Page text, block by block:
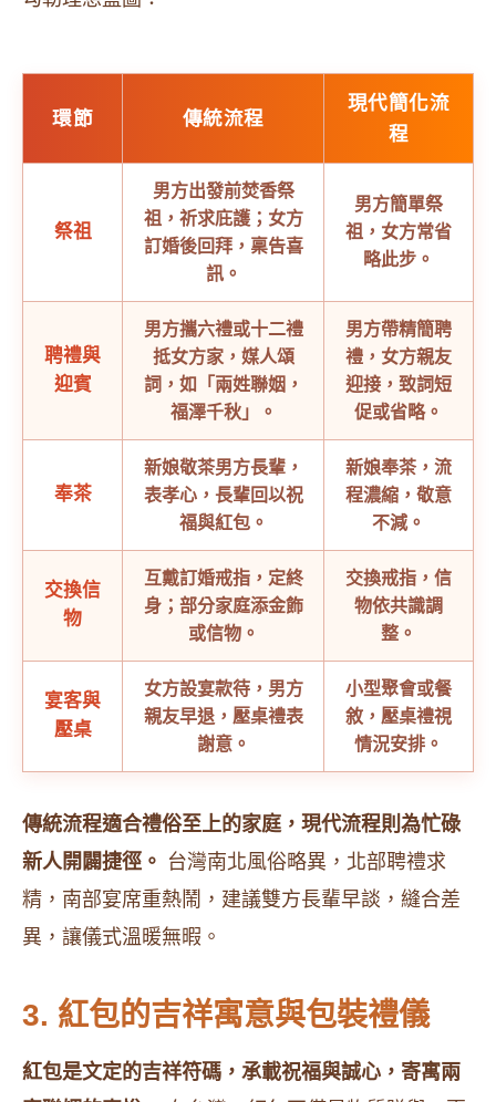
環節 傳統流程
現代簡化流
程
祭祖
男方出發前焚香祭
祖，祈求庇護；女方
訂婚後回拜，稟告喜
訊。
男方簡單祭
祖，女方常省
略此步。
聘禮與
迎賓
男方攜六禮或十二禮
抵女方家，媒人頌
詞，如「兩姓聯姻，
福澤千秋」。
男方帶精簡聘
禮，女方親友
迎接，致詞短
促或省略。
奉茶
新娘敬茶男方長輩，
表孝心，長輩回以祝
福與紅包。
新娘奉茶，流
程濃縮，敬意
不減。
交換信
物
互戴訂婚戒指，定終
身；部分家庭添金飾
或信物。
交換戒指，信
物依共識調
整。
宴客與
壓桌
女方設宴款待，男方
親友早退，壓桌禮表
謝意。
小型聚會或餐
敘，壓桌禮視
情況安排。
傳統流程適合禮俗至上的家庭，現代流程則為忙碌
新人開闢捷徑。 台灣南北風俗略異，北部聘禮求
精，南部宴席重熱鬧，建議雙方長輩早談，縫合差
異，讓儀式溫暖無暇。
3. 紅包的吉祥寓意與包裝禮儀
紅包是文定的吉祥符碼，承載祝福與誠心，寄寓兩